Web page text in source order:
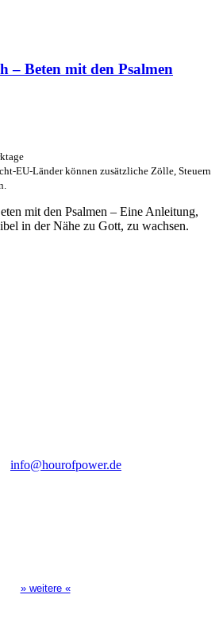
– Beten mit den Psalmen
EU-Länder können zusätzliche Zölle, Steuern
mit den Psalmen – Eine Anleitung,
in der Nähe zu Gott, zu wachsen.
info@hourofpower.de
» weitere «